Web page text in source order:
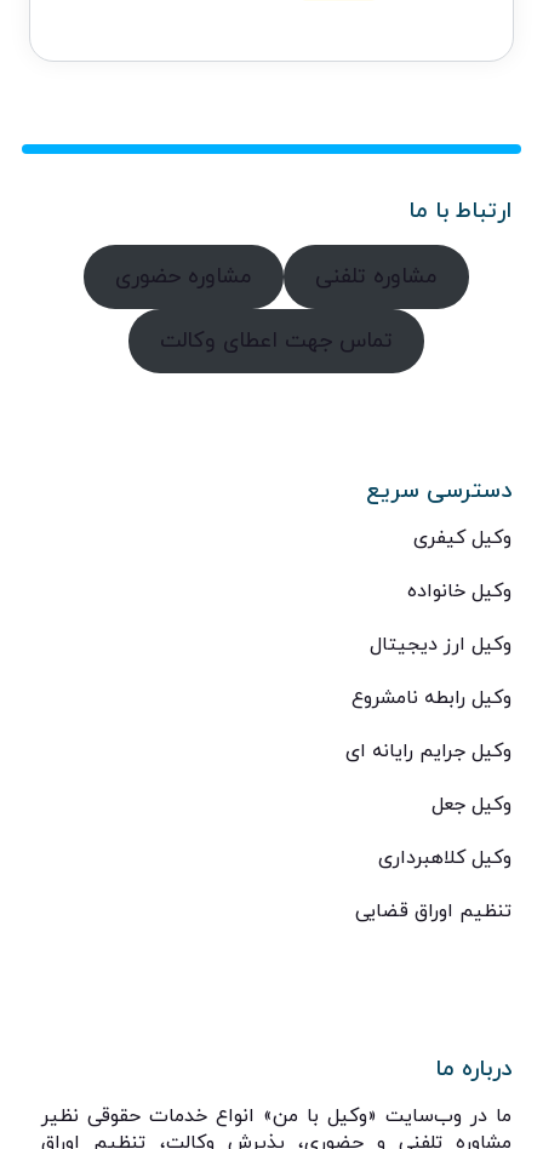
ارتباط با ما
مشاوره تلفنی مشاوره حضوری
تماس جهت اعطای وکالت
دسترسی سریع
وکیل کیفری
وکیل خانواده
وکیل ارز دیجیتال
وکیل رابطه نامشروع
وکیل جرایم رایانه ای
وکیل جعل
وکیل کلاهبرداری
تنظیم اوراق قضایی
درباره ما
ما در وب‌سایت «وکیل با من» انواع خدمات حقوقی نظیر
مشاوره تلفنی و حضوری، پذیرش وکالت، تنظیم اوراق